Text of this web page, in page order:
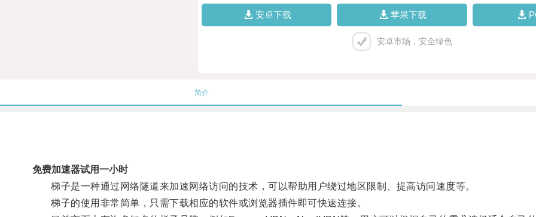
安卓下载 苹果下载
安卓市场，安全绿色
简介
免费加速器试用一小时
梯子是一种通过网络隧道来加速网络访问的技术，可以帮助用户绕过地区限制、提高访问速度等。
梯子的使用非常简单，只需下载相应的软件或浏览器插件即可快速连接。